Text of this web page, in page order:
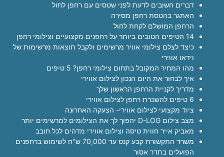
דברים חשובים לדעת לפני שטסים עם רחפן לחול
האתגר בהטסת רחפן מסירה
הרחפן המושלם לקחת לחול
14 הטיפים הטובים ביותר על רחפנים מקצועיים וצילומי רחפן
כיצד לצלם צילומי אוויר מרשימים ולקבל תוצאות מרשימות של
וידאו אווירי
מהו המחיר המקובל בתחום צילומי רחפן? 5 טיפים
איך לבחור את היום הנכון לצילום אווירי
מדריך לקניית הרחפן הראשון שלך
6 טיפים להשכרת רחפן לצילום אווירי
ציוד מקצועי לצילום אווירי- הצעקה האחרונה
מצב צילום D-LOG יהפוך לך את הצילומים למרשימים יותר
מאביק אייר חווית טיסה וצילום אווירי מדהים לכל חובב
משרד התקשורת קבע קנס עד 70,000 ש"ח לשימוש ברחפנים
הפועלים בתדר אסור